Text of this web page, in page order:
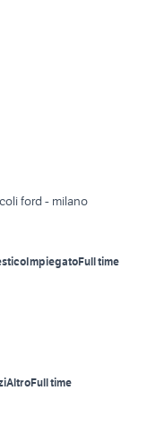
ford - milano
ImpiegatoFull time
AltroFull time